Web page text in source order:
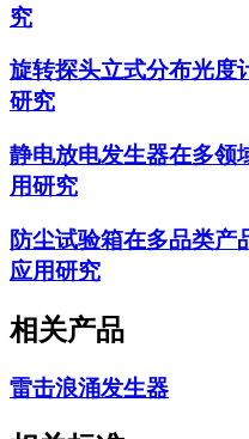
究
旋转探头立式分布光度
研究
静电放电发生器在多领
用研究
防尘试验箱在多品类产
应用研究
相关产品
雷击浪涌发生器